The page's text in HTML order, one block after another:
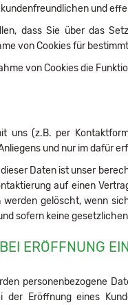
und
dass Sie über das
von Cookies für
von Cookies die
uns (z.B. per
und nur im dafür
Daten ist unser
auf einen
werden gelöscht, wenn
sofern keine
ERÖFFNUNG
personenbezogene
Eröffnung eines